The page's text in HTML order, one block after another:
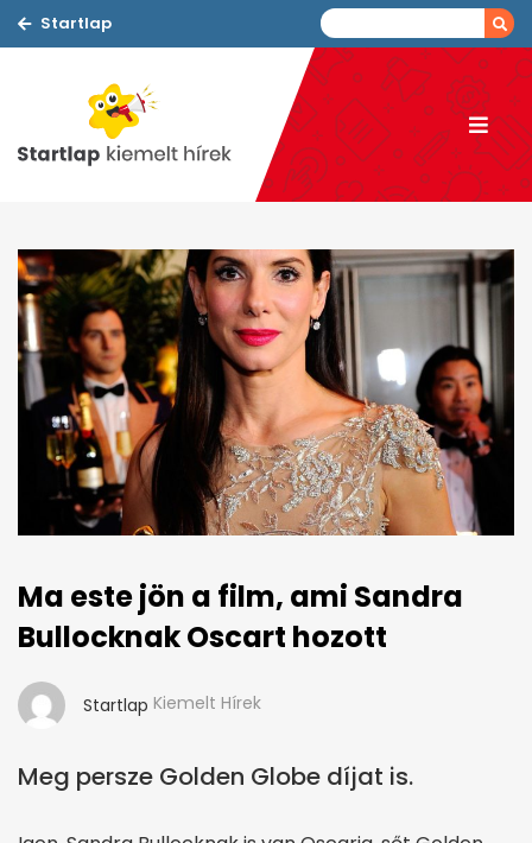
Startlap
Ma este jön a film, ami Sandra
Bullocknak Oscart hozott
Startlap Kiemelt Hírek
Meg persze Golden Globe díjat is.